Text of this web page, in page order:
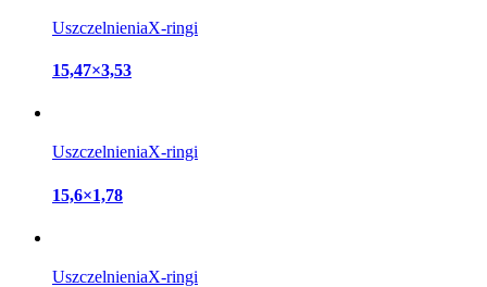
UszczelnieniaX-ringi
15,47×3,53
UszczelnieniaX-ringi
15,6×1,78
UszczelnieniaX-ringi